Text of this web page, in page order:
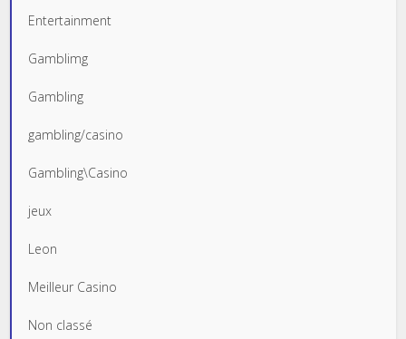
Entertainment
Gamblimg
Gambling
gambling/casino
Gambling\Casino
jeux
Leon
Meilleur Casino
Non classé